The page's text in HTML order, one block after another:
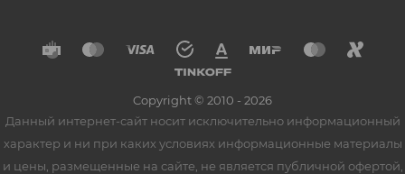
Copyright © 2010 - 2026
Данный интернет-сайт носит исключительно информационный
характер и ни при каких условиях информационные материалы
и цены, размещенные на сайте, не является публичной офертой,